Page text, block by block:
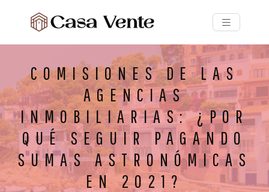
COMISIONES DE LAS
AGENCIAS
INMOBILIARIAS: ¿POR
QUÉ SEGUIR PAGANDO
SUMAS ASTRONÓMICAS
EN 2021?